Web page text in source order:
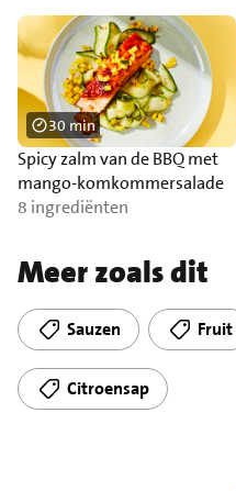
Spicy zalm van de BBQ met
mango-komkommersalade
8 ingrediënten
30 min
Meer zoals dit
Sauzen Fruit
Citroensap